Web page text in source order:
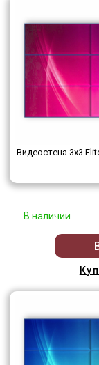
Видеостена 3x3
В наличии